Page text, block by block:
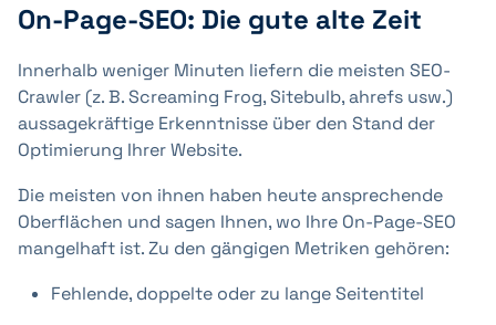
On-Page-SEO: Die gute alte Zeit
Innerhalb weniger Minuten liefern die meisten SEO-
Crawler (z. B. Screaming Frog, Sitebulb, ahrefs usw.)
aussagekräftige Erkenntnisse über den Stand der
Optimierung Ihrer Website.
Die meisten von ihnen haben heute ansprechende
Oberflächen und sagen Ihnen, wo Ihre On-Page-SEO
mangelhaft ist. Zu den gängigen Metriken gehören:
Fehlende, doppelte oder zu lange Seitentitel